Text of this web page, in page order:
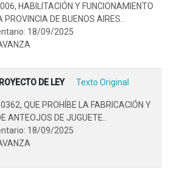
HABILITACIÓN Y FUNCIONAMIENTO
DE BUENOS AIRES..
18/09/2025
DE LEY Texto Original
QUE PROHÍBE LA FABRICACIÓN Y
ANTEOJOS DE JUGUETE..
18/09/2025